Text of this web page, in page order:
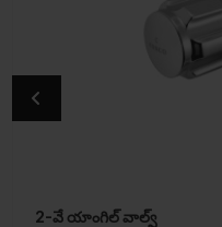
2-వే యాంగిల్ వాల్వ్
టూ వే లాంగ్ బాడీ బిబ్ కాక్